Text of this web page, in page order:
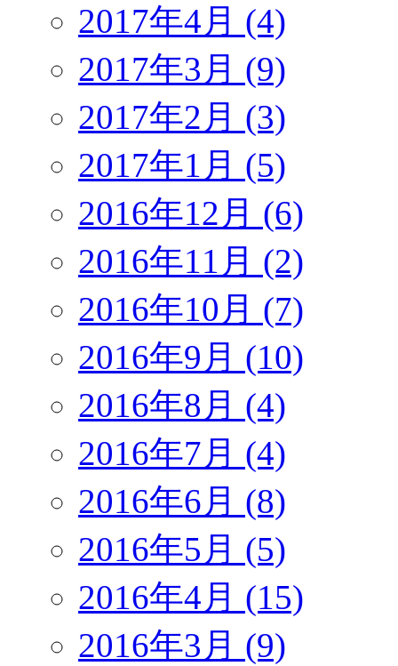
2017年4月 (4)
2017年3月 (9)
2017年2月 (3)
2017年1月 (5)
2016年12月 (6)
2016年11月 (2)
2016年10月 (7)
2016年9月 (10)
2016年8月 (4)
2016年7月 (4)
2016年6月 (8)
2016年5月 (5)
2016年4月 (15)
2016年3月 (9)